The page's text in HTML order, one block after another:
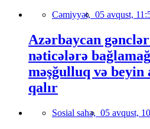
Cəmiyyət, 05 avqust,
Azərbaycan
nəticələrə
məşğulluq və beyin
qalır
Sosial sahə, 05 avqust,